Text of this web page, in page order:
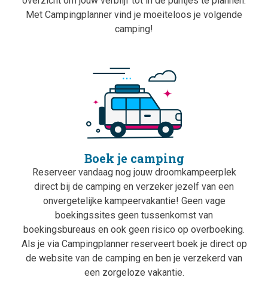
Met Campingplanner vind je moeiteloos je volgende
camping!
Boek je camping
Reserveer vandaag nog jouw droomkampeerplek
direct bij de camping en verzeker jezelf van een
onvergetelijke kampeervakantie! Geen vage
boekingssites geen tussenkomst van
boekingsbureaus en ook geen risico op overboeking.
Als je via Campingplanner reserveert boek je direct op
de website van de camping en ben je verzekerd van
een zorgeloze vakantie.